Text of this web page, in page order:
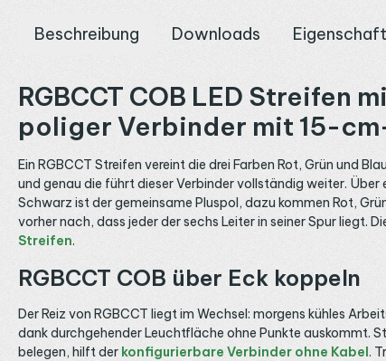
Beschreibung Downloads
RGBCCT COB LED Streifen
poliger Verbinder mit 15-
Ein RGBCCT Streifen vereint die drei Farben Rot, Grün und
und genau die führt dieser Verbinder vollständig weiter. Über
Schwarz ist der gemeinsame Pluspol, dazu kommen Rot,
vorher nach, dass jeder der sechs Leiter in seiner Spur liegt.
Streifen.
RGBCCT COB über Eck koppeln
Der Reiz von RGBCCT liegt im Wechsel: morgens kühles
dank durchgehender Leuchtfläche ohne Punkte auskommt.
belegen, hilft der konfigurierbare Verbinder ohne Kabel.